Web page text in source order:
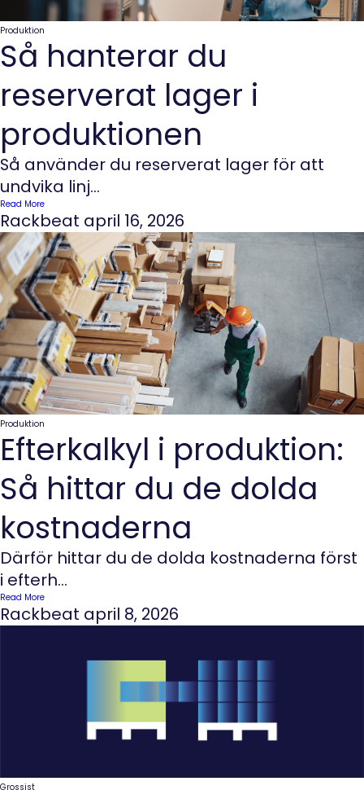
Produktion
Så hanterar du
reserverat lager i
produktionen
Så använder du reserverat lager för att
undvika linj...
Read More
Rackbeat april 16, 2026
Produktion
Efterkalkyl i produktion:
Så hittar du de dolda
kostnaderna
Därför hittar du de dolda kostnaderna först
i efterh...
Read More
Rackbeat april 8, 2026
Grossist